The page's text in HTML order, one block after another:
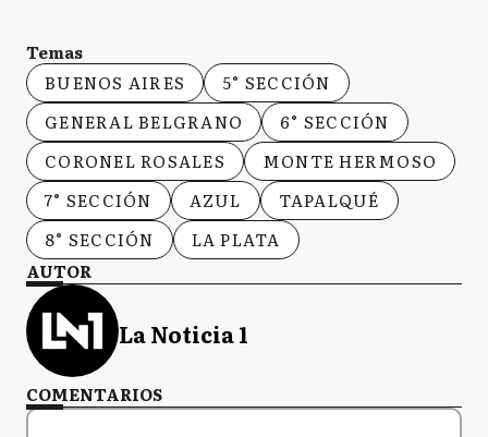
Temas
BUENOS AIRES
5° SECCIÓN
GENERAL BELGRANO
6° SECCIÓN
CORONEL ROSALES
MONTE HERMOSO
7° SECCIÓN
AZUL
TAPALQUÉ
8° SECCIÓN
LA PLATA
AUTOR
La Noticia 1
COMENTARIOS